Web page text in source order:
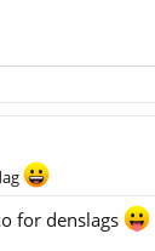
for denslags